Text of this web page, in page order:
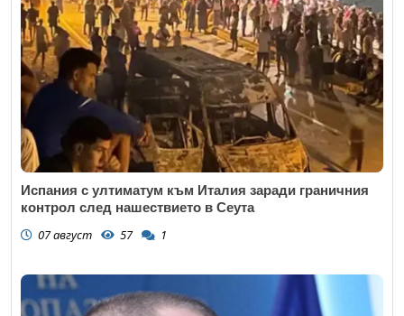
Испания с ултиматум към Италия заради граничния
контрол след нашествието в Сеута
07 август 57 1